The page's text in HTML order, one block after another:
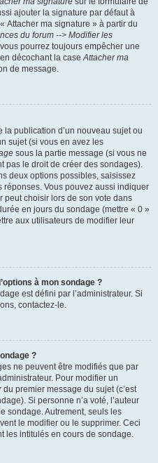
ajouter la signature par défaut à
Attacher ma signature » à partir du
du forum --> Modifier les
pourrez toujours empêcher une
décochant la caseAttacher ma
de message.
la publication d’un nouveau sujet ou
sujet (si vous en avez les
sous la partie message (si vous ne
pas le droit de créer des sondages).
deux options possibles, saisissez
Vous pouvez aussi indiquer
peut choisir lors de son vote dans
en jours du sondage (mettre « 0 »
aux utilisateurs de modifier leur
à mon sondage ?
est défini par l’administrateur. Si
contactez-le.
?
ne peuvent être modifiés que par
Pour modifier un
du premier message du sujet (c’est
Si personne n’a voté, l’auteur
sondage. Autrement, seuls les
le modifier ou le supprimer. Ceci
les intitulés en cours de sondage.